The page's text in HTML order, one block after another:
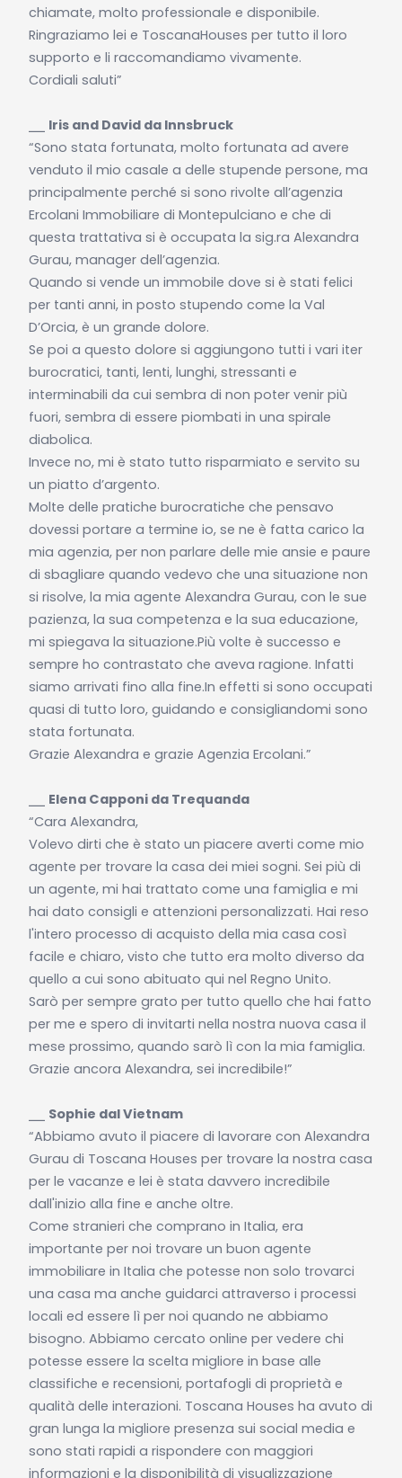
chiamate, molto professionale e disponibile.
Ringraziamo lei e ToscanaHouses per tutto il loro
supporto e li raccomandiamo vivamente.
Cordiali saluti”
Iris and David da Innsbruck
“Sono stata fortunata, molto fortunata ad avere
venduto il mio casale a delle stupende persone, ma
principalmente perché si sono rivolte all’agenzia
Ercolani Immobiliare di Montepulciano e che di
questa trattativa si è occupata la sig.ra Alexandra
Gurau, manager dell’agenzia.
Quando si vende un immobile dove si è stati felici
per tanti anni, in posto stupendo come la Val
D’Orcia, è un grande dolore.
Se poi a questo dolore si aggiungono tutti i vari iter
burocratici, tanti, lenti, lunghi, stressanti e
interminabili da cui sembra di non poter venir più
fuori, sembra di essere piombati in una spirale
diabolica.
Invece no, mi è stato tutto risparmiato e servito su
un piatto d’argento.
Molte delle pratiche burocratiche che pensavo
dovessi portare a termine io, se ne è fatta carico la
mia agenzia, per non parlare delle mie ansie e paure
di sbagliare quando vedevo che una situazione non
si risolve, la mia agente Alexandra Gurau, con le sue
pazienza, la sua competenza e la sua educazione,
mi spiegava la situazione.Più volte è successo e
sempre ho contrastato che aveva ragione. Infatti
siamo arrivati fino alla fine.In effetti si sono occupati
quasi di tutto loro, guidando e consigliandomi sono
stata fortunata.
Grazie Alexandra e grazie Agenzia Ercolani.”
Elena Capponi da Trequanda
“Cara Alexandra,
Volevo dirti che è stato un piacere averti come mio
agente per trovare la casa dei miei sogni. Sei più di
un agente, mi hai trattato come una famiglia e mi
hai dato consigli e attenzioni personalizzati. Hai reso
l'intero processo di acquisto della mia casa così
facile e chiaro, visto che tutto era molto diverso da
quello a cui sono abituato qui nel Regno Unito.
Sarò per sempre grato per tutto quello che hai fatto
per me e spero di invitarti nella nostra nuova casa il
mese prossimo, quando sarò lì con la mia famiglia.
Grazie ancora Alexandra, sei incredibile!”
Sophie dal Vietnam
“Abbiamo avuto il piacere di lavorare con Alexandra
Gurau di Toscana Houses per trovare la nostra casa
per le vacanze e lei è stata davvero incredibile
dall'inizio alla fine e anche oltre.
Come stranieri che comprano in Italia, era
importante per noi trovare un buon agente
immobiliare in Italia che potesse non solo trovarci
una casa ma anche guidarci attraverso i processi
locali ed essere lì per noi quando ne abbiamo
bisogno. Abbiamo cercato online per vedere chi
potesse essere la scelta migliore in base alle
classifiche e recensioni, portafogli di proprietà e
qualità delle interazioni. Toscana Houses ha avuto di
gran lunga la migliore presenza sui social media e
sono stati rapidi a rispondere con maggiori
informazioni e la disponibilità di visualizzazione